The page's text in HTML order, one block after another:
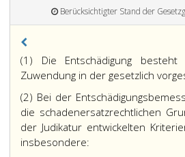
Berücksichtigter Stand der
(1) Die Entschädigung
Zuwendung in der gesetzlich
(2) Bei der
die schadenersatzrechtlichen
der Judikatur entwickelten
insbesondere: